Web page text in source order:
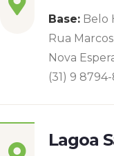
Base: Belo
Rua
Nova
(31) 9
Lagoa